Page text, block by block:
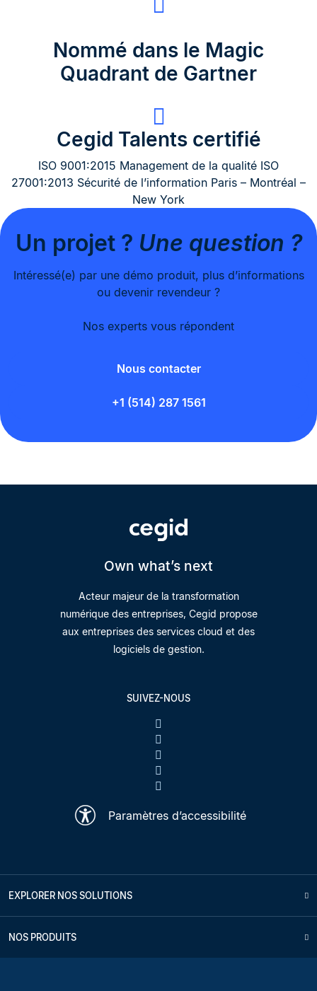
Nommé dans le Magic
Quadrant de Gartner
Cegid Talents certifié
ISO 9001:2015 Management de la qualité ISO
27001:2013 Sécurité de l’information Paris – Montréal –
New York
Un projet ? Une question ?
Intéressé(e) par une démo produit, plus d’informations
ou devenir revendeur ?
Nos experts vous répondent
Nous contacter
+1 (514) 287 1561
Own what’s next
Acteur majeur de la transformation
numérique des entreprises, Cegid propose
aux entreprises des services cloud et des
logiciels de gestion.
SUIVEZ-NOUS
Paramètres d’accessibilité
EXPLORER NOS SOLUTIONS
NOS PRODUITS